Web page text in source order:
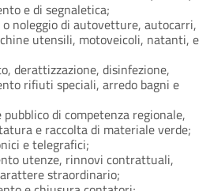
e di segnaletica;
noleggio di autovetture, autocarri,
utensili, motoveicoli, natanti, e
derattizzazione, disinfezione,
rifiuti speciali, arredo bagni e
di competenza regionale,
e raccolta di materiale verde;
e telegrafici;
utenze, rinnovi contrattuali,
straordinario;